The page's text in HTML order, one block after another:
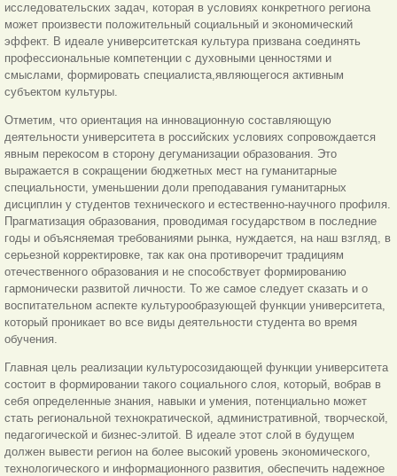
исследовательских задач, которая в условиях конкретного региона
может произвести положительный социальный и экономический
эффект. В идеале университетская культура призвана соединять
профессиональные компетенции с духовными ценностями и
смыслами, формировать специалиста,являющегося активным
субъектом культуры.
Отметим, что ориентация на инновационную составляющую
деятельности университета в российских условиях сопровождается
явным перекосом в сторону дегуманизации образования. Это
выражается в сокращении бюджетных мест на гуманитарные
специальности, уменьшении доли преподавания гуманитарных
дисциплин у студентов технического и естественно-научного профиля.
Прагматизация образования, проводимая государством в последние
годы и объясняемая требованиями рынка, нуждается, на наш взгляд, в
серьезной корректировке, так как она противоречит традициям
отечественного образования и не способствует формированию
гармонически развитой личности. То же самое следует сказать и о
воспитательном аспекте культурообразующей функции университета,
который проникает во все виды деятельности студента во время
обучения.
Главная цель реализации культуросозидающей функции университета
состоит в формировании такого социального слоя, который, вобрав в
себя определенные знания, навыки и умения, потенциально может
стать региональной технократической, административной, творческой,
педагогической и бизнес-элитой. В идеале этот слой в будущем
должен вывести регион на более высокий уровень экономического,
технологического и информационного развития, обеспечить надежное